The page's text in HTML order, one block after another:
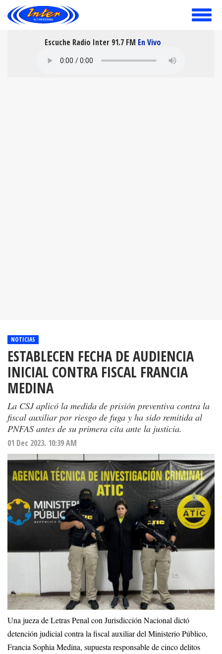
toggle
Escuche Radio Inter 91.7 FM En Vivo
NOTICIAS
ESTABLECEN FECHA DE AUDIENCIA
INICIAL CONTRA FISCAL FRANCIA
MEDINA
La CSJ aplicó la medida de prisión preventiva contra la
fiscal auxiliar por riesgo de fuga y ha sido remitida al
PNFAS antes de su primera cita ante la justicia.
01 Dec 2023. 10:39 AM
Una jueza de Letras Penal con Jurisdicción Nacional dictó
detención judicial contra la fiscal auxiliar del Ministerio Público,
Francia Sophia Medina, supuesta responsable de cinco delitos